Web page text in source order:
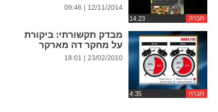
חברה
12/11/2014 | 09:46
חברה
מבדק תקשורתי: ביקורת
על מחקר דה מארקר
23/02/2010 | 18:01